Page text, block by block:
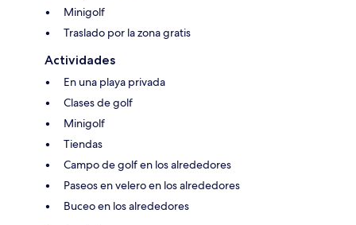
Minigolf
Traslado por la zona gratis
Actividades
En una playa privada
Clases de golf
Minigolf
Tiendas
Campo de golf en los alrededores
Paseos en velero en los alrededores
Buceo en los alrededores